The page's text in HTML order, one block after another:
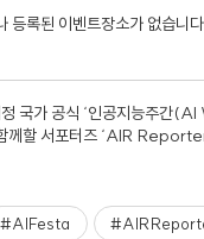
등록된 이벤트장소가 없습니다
국가 공식 ‘인공지능주간
할 서포터즈 ‘AIR
#AIFesta